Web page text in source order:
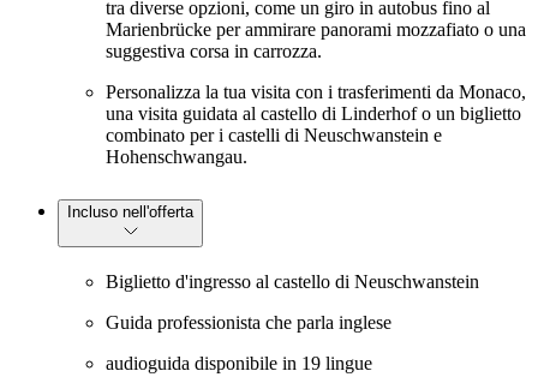
tra diverse opzioni, come un giro in autobus fino al
Marienbrücke per ammirare panorami mozzafiato o una
suggestiva corsa in carrozza.
Personalizza la tua visita con i trasferimenti da Monaco,
una visita guidata al castello di Linderhof o un biglietto
combinato per i castelli di Neuschwanstein e
Hohenschwangau.
Incluso nell'offerta
Biglietto d'ingresso al castello di Neuschwanstein
Guida professionista che parla inglese
audioguida disponibile in 19 lingue